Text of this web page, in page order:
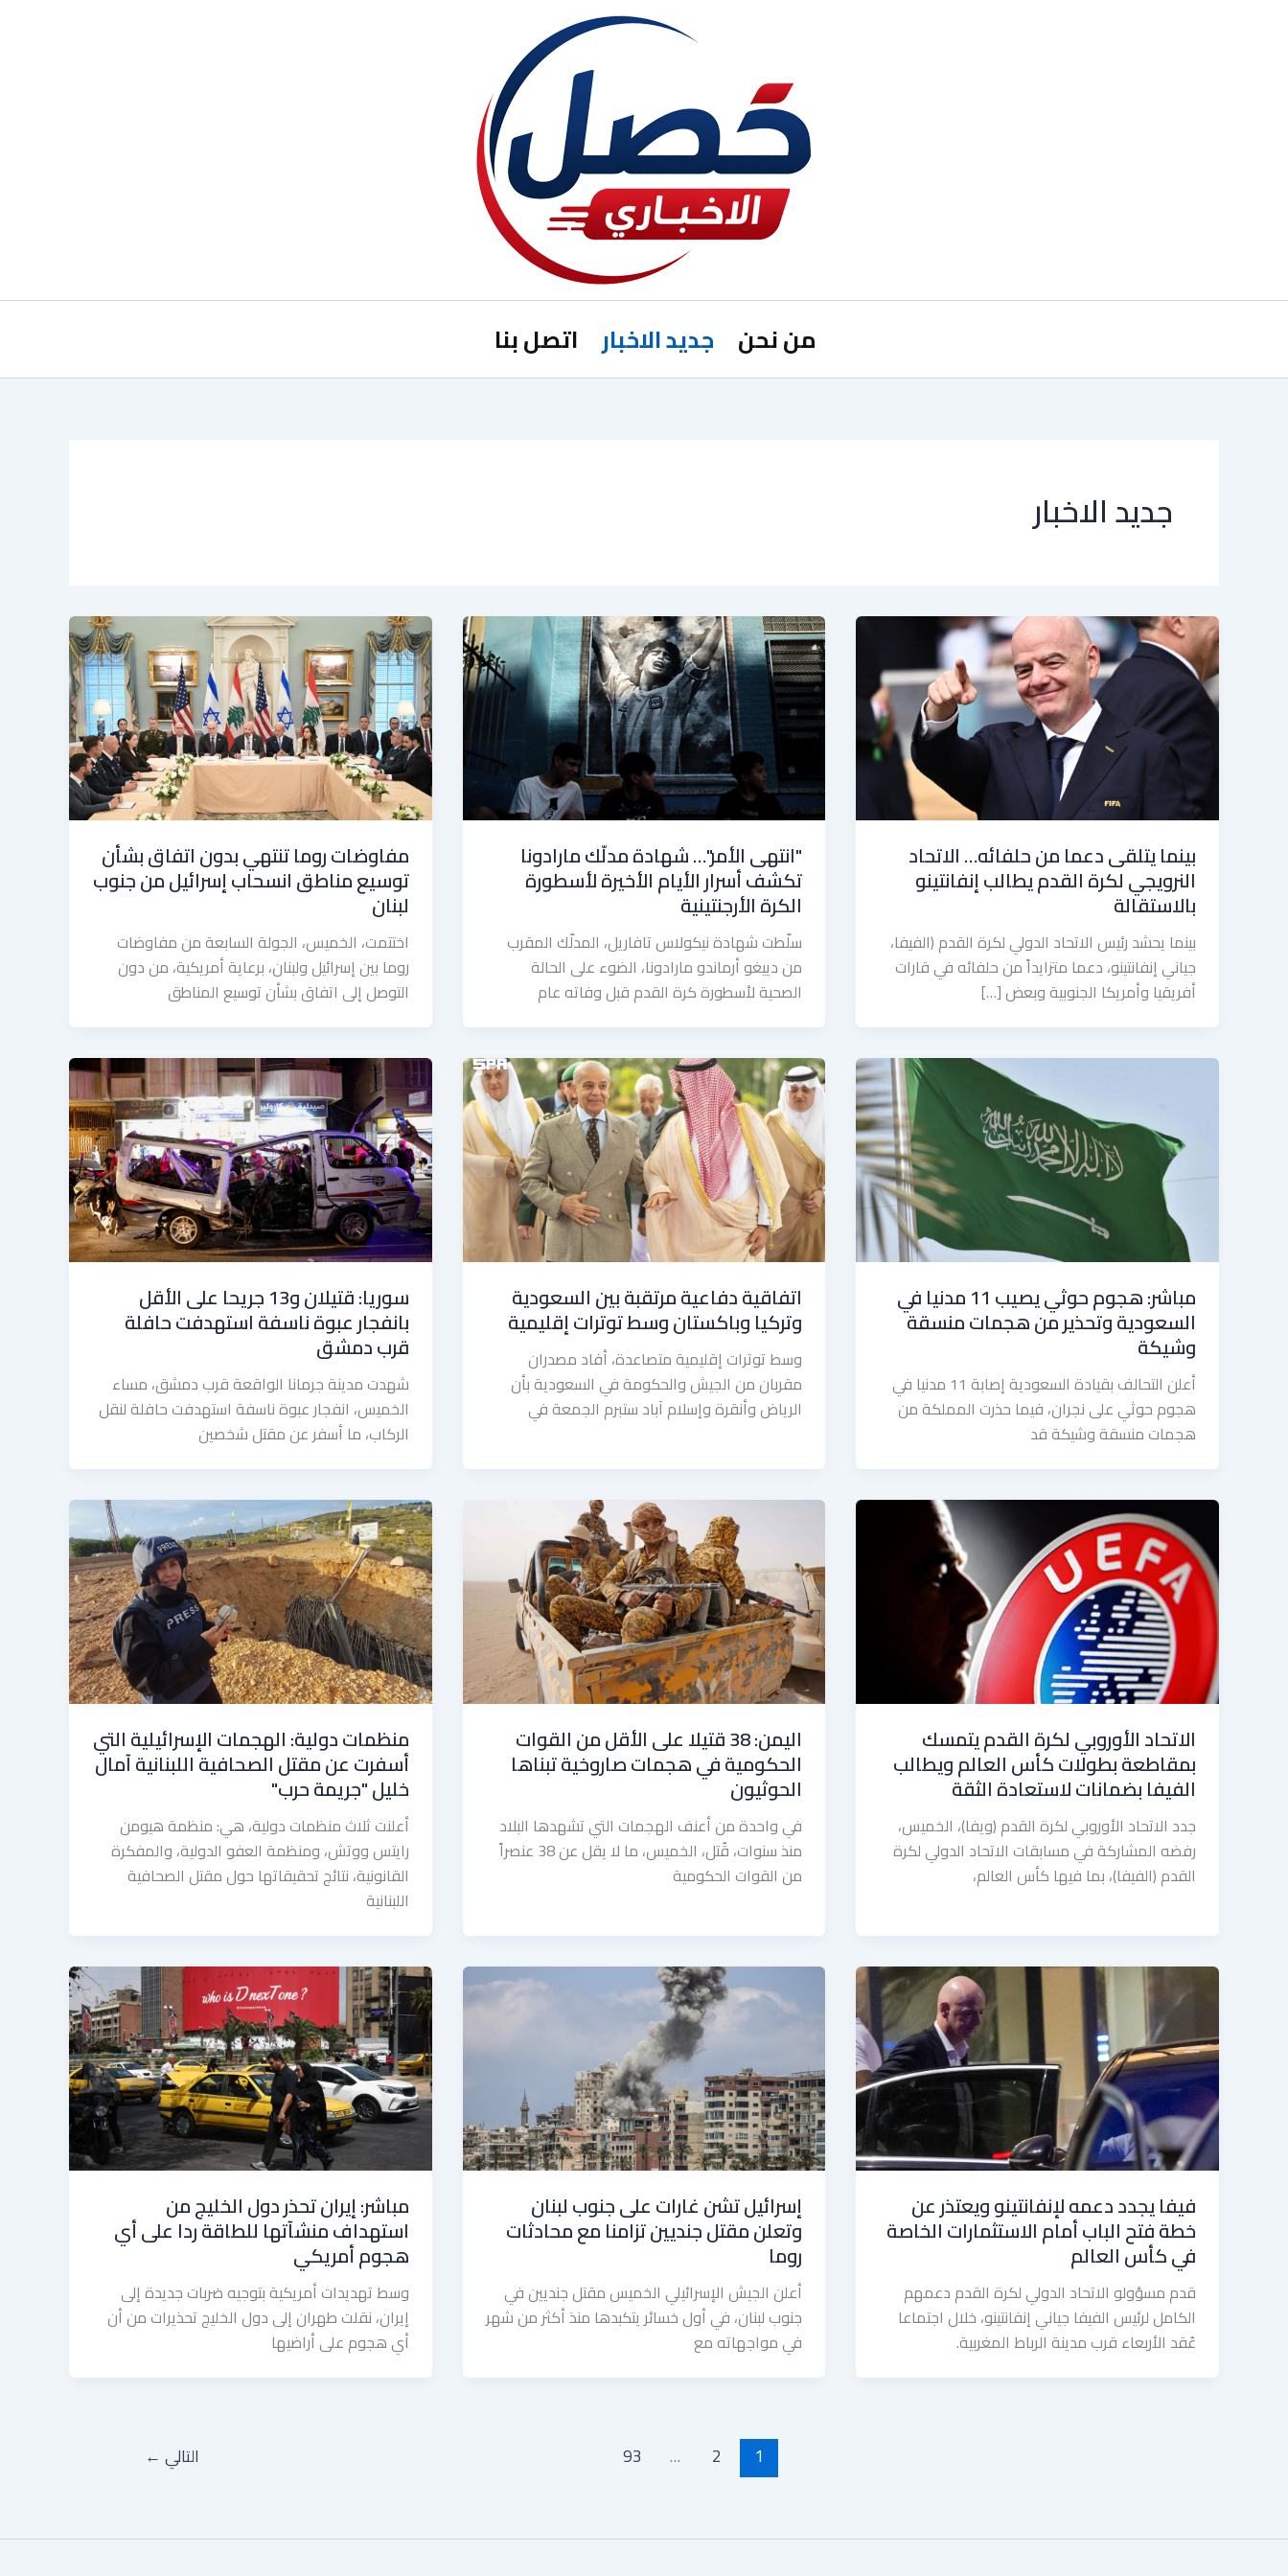
من نحن جديد الاخبار اتصل بنا
جديد الاخبار
بينما يتلقى دعما من حلفائه… الاتحاد
النرويجي لكرة القدم يطالب إنفانتينو
بالاستقالة
بينما يحشد رئيس الاتحاد الدولي لكرة القدم (الفيفا،
جياني إنفانتينو، دعما متزايداً من حلفائه في قارات
أفريقيا وأمريكا الجنوبية وبعض […]
"انتهى الأمر"… شهادة مدلّك مارادونا
تكشف أسرار الأيام الأخيرة لأسطورة
الكرة الأرجنتينية
سلّطت شهادة نيكولاس تافاريل، المدلّك المقرب
من دييغو أرماندو مارادونا، الضوء على الحالة
الصحية لأسطورة كرة القدم قبل وفاته عام
مفاوضات روما تنتهي بدون اتفاق بشأن
توسيع مناطق انسحاب إسرائيل من جنوب
لبنان
اختتمت، الخميس، الجولة السابعة من مفاوضات
روما بين إسرائيل ولبنان، برعاية أمريكية، من دون
التوصل إلى اتفاق بشأن توسيع المناطق
مباشر: هجوم حوثي يصيب 11 مدنيا في
السعودية وتحذير من هجمات منسقة
وشيكة
أعلن التحالف بقيادة السعودية إصابة 11 مدنيا في
هجوم حوثي على نجران، فيما حذرت المملكة من
هجمات منسقة وشيكة قد
اتفاقية دفاعية مرتقبة بين السعودية
وتركيا وباكستان وسط توترات إقليمية
وسط توترات إقليمية متصاعدة، أفاد مصدران
مقربان من الجيش والحكومة في السعودية بأن
الرياض وأنقرة وإسلام آباد ستبرم الجمعة في
سوريا: قتيلان و13 جريحا على الأقل
بانفجار عبوة ناسفة استهدفت حافلة
قرب دمشق
شهدت مدينة جرمانا الواقعة قرب دمشق، مساء
الخميس، انفجار عبوة ناسفة استهدفت حافلة لنقل
الركاب، ما أسفر عن مقتل شخصين
الاتحاد الأوروبي لكرة القدم يتمسك
بمقاطعة بطولات كأس العالم ويطالب
الفيفا بضمانات لاستعادة الثقة
جدد الاتحاد الأوروبي لكرة القدم (ويفا)، الخميس،
رفضه المشاركة في مسابقات الاتحاد الدولي لكرة
القدم (الفيفا)، بما فيها كأس العالم،
اليمن: 38 قتيلا على الأقل من القوات
الحكومية في هجمات صاروخية تبناها
الحوثيون
في واحدة من أعنف الهجمات التي تشهدها البلاد
منذ سنوات، قُتل، الخميس، ما لا يقل عن 38 عنصراً
من القوات الحكومية
منظمات دولية: الهجمات الإسرائيلية التي
أسفرت عن مقتل الصحافية اللبنانية آمال
خليل "جريمة حرب"
أعلنت ثلاث منظمات دولية، هي: منظمة هيومن
رايتس ووتش، ومنظمة العفو الدولية، والمفكرة
القانونية، نتائج تحقيقاتها حول مقتل الصحافية
اللبنانية
فيفا يجدد دعمه لإنفانتينو ويعتذر عن
خطة فتح الباب أمام الاستثمارات الخاصة
في كأس العالم
قدم مسؤولو الاتحاد الدولي لكرة القدم دعمهم
الكامل لرئيس الفيفا جياني إنفانتينو، خلال اجتماعا
عُقد الأربعاء قرب مدينة الرباط المغربية.
إسرائيل تشن غارات على جنوب لبنان
وتعلن مقتل جنديين تزامنا مع محادثات
روما
أعلن الجيش الإسرائيلي الخميس مقتل جنديين في
جنوب لبنان، في أول خسائر يتكبدها منذ أكثر من شهر
في مواجهاته مع
مباشر: إيران تحذر دول الخليج من
استهداف منشآتها للطاقة ردا على أي
هجوم أمريكي
وسط تهديدات أمريكية بتوجيه ضربات جديدة إلى
إيران، نقلت طهران إلى دول الخليج تحذيرات من أن
أي هجوم على أراضيها
1
2
…
93 التالي ←